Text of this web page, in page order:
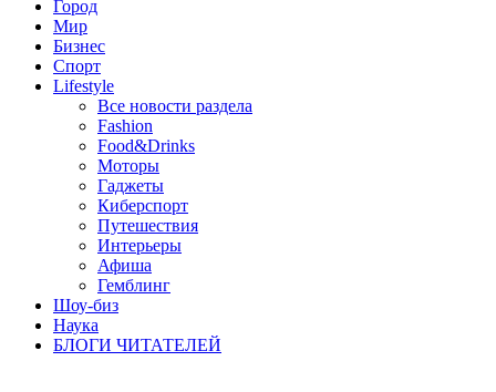
Город
Мир
Бизнес
Спорт
Lifestyle
Все новости раздела
Fashion
Food&Drinks
Моторы
Гаджеты
Киберспорт
Путешествия
Интерьеры
Афиша
Гемблинг
Шоу-биз
Наука
БЛОГИ ЧИТАТЕЛЕЙ